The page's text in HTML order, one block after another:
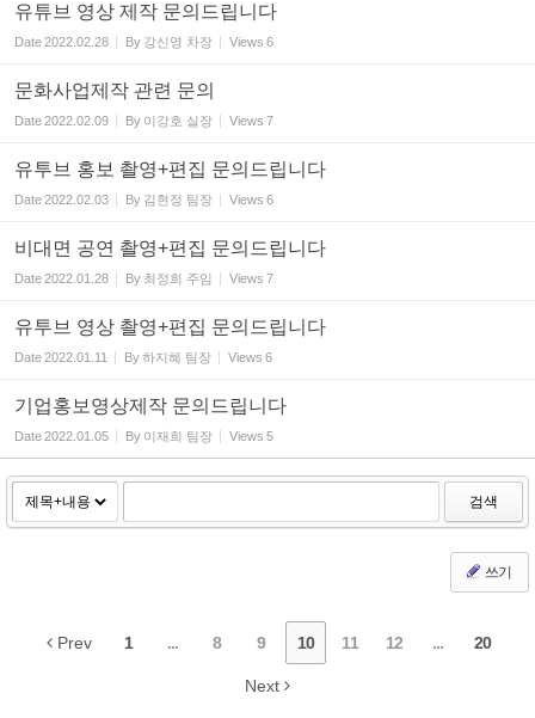
유튜브 영상 제작 문의드립니다
Date2022.02.28 By 강신영 차장 Views 6
문화사업제작 관련 문의
Date2022.02.09 By 이강호 실장 Views 7
유투브 홍보 촬영+편집 문의드립니다
Date2022.02.03 By 김현정 팀장 Views 6
비대면 공연 촬영+편집 문의드립니다
Date2022.01.28 By 최정희 주임 Views 7
유투브 영상 촬영+편집 문의드립니다
Date2022.01.11 By하지혜 팀장 Views 6
기업홍보영상제작 문의드립니다
Date2022.01.05 By 이재희 팀장 Views 5
검색
쓰기
Prev 1 ... 8 9 10 11 12 ... 20
Next